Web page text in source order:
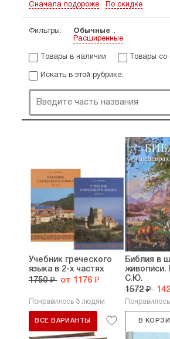
https://vk.com/lavrabook
Сначала подороже По скидке
Фильтры:
Обычные
Расширенные
Товары в наличии Товары со
Искать в этой рубрике:
Учебник греческого
языка в 2-х частях
1750 ₽ от 1176 ₽
Понравилось 3 людям
ВСЕ ВАРИАНТЫ
Библия в
живописи.
С.Ю.
1572 ₽
В